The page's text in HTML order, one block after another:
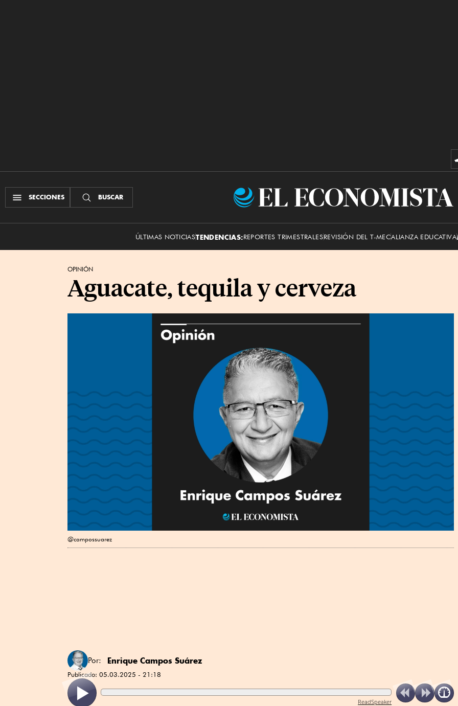
SECCIONES BUSCAR
El
ÚLTIMAS NOTICIASTENDENCIAS:REPORTES TRIMESTRALESREVISIÓN DEL T-MECALIANZA EDUCATIVA
OPINIÓN
Aguacate, tequila y cerveza
@campossuarez
Por: Enrique Campos Suárez
Publicado: 05.03.2025 - 21:18
ReadSpeaker